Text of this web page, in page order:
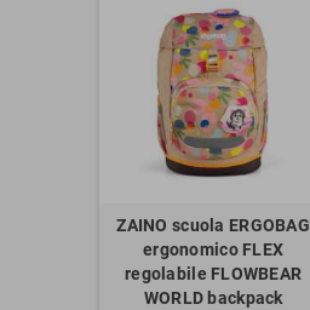
ZAINO scuola ERGOBAG
ergonomico FLEX
regolabile FLOWBEAR
WORLD backpack